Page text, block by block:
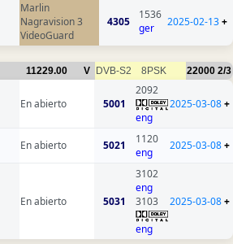
Marlin
Nagravision 3
VideoGuard
4305
1536
ger
2025-02-13+
11229.00 V DVB-S2 8PSK 22000 2/3
En abierto 5001
2092
eng
2025-03-08+
En abierto 5021
1120
eng
2025-03-08+
En abierto 5031
3102
eng
3103
eng
2025-03-08+